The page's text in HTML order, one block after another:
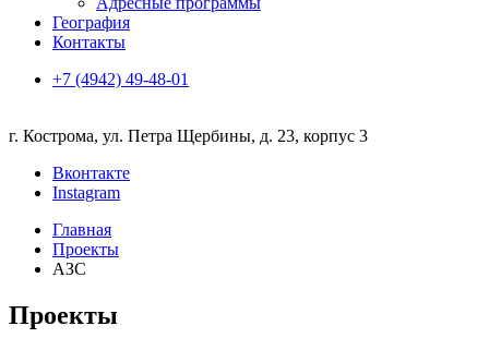
География
Контакты
+7 (4942) 49-48-01
г. Кострома, ул. Петра Щербины, д. 23, корпус 3
Вконтакте
Instagram
Главная
Проекты
АЗС
Проекты